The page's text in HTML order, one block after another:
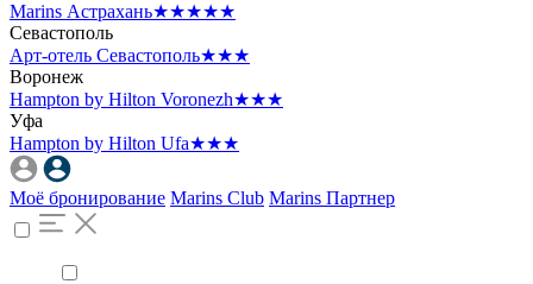
Marins Астрахань★★★★★
Севастополь
Арт-отель Севастополь★★★
Воронеж
Hampton by Hilton Voronezh★★★
Уфа
Hampton by Hilton Ufa★★★
Моё бронирование Marins Club Marins Партнер